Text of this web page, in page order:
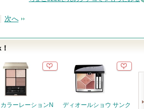
次へ
ラーレーションN
ディオールショウ サンク